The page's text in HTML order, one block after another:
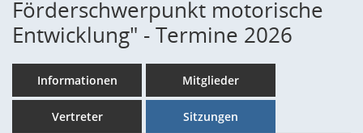
Förderschwerpunkt motorische
Entwicklung" - Termine 2026
Informationen Mitglieder
Vertreter Sitzungen